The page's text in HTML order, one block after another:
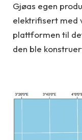
Gjøas egen
elektrifisert med
plattformen til
den ble